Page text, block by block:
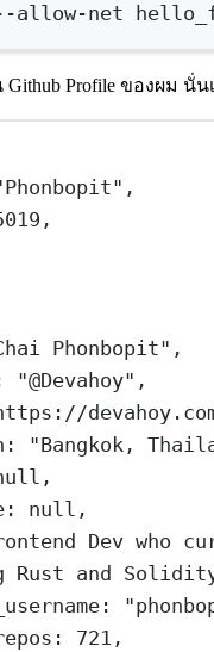
allow-net
Profile ของผม นั่น
,
,
Phonbopit" ,
"@Devahoy" ,
: "Bangkok,
,
: null ,
Dev who
Rust and
:
: 721 ,